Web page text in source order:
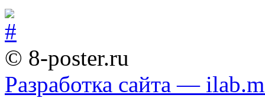
© 8-poster.ru
Разработка сайта —